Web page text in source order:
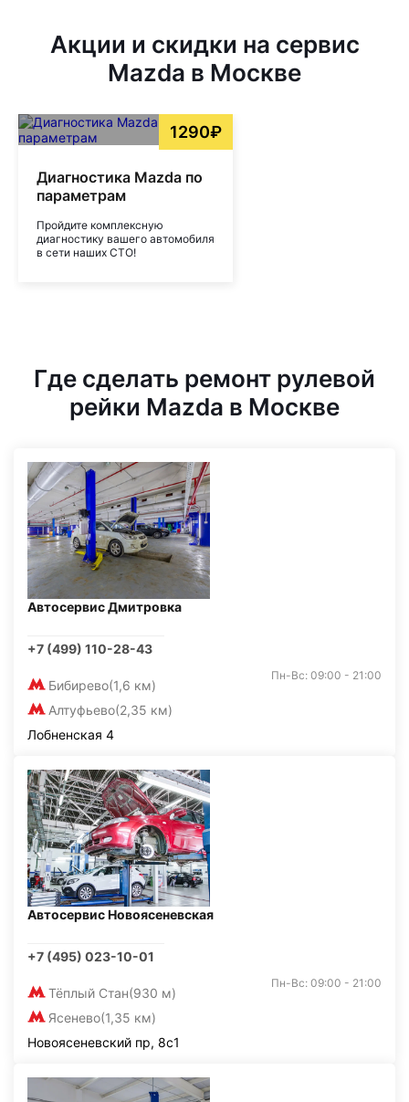
Акции и скидки на сервис
Mazda в Москве
1290₽
Диагностика Mazda по
параметрам
Пройдите комплексную
диагностику вашего автомобиля
в сети наших СТО!
Где сделать ремонт рулевой
рейки Mazda в Москве
Автосервис Дмитровка
+7 (499) 110-28-43
Бибирево(1,6 км)
Алтуфьево(2,35 км)
Пн-Вс: 09:00 - 21:00
Лобненская 4
Автосервис Новоясеневская
+7 (495) 023-10-01
Тёплый Стан(930 м)
Ясенево(1,35 км)
Пн-Вс: 09:00 - 21:00
Новоясеневский пр, 8с1